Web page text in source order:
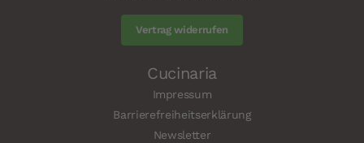
Vertrag widerrufen
Cucinaria
Impressum
Barrierefreiheitserklärung
Newsletter